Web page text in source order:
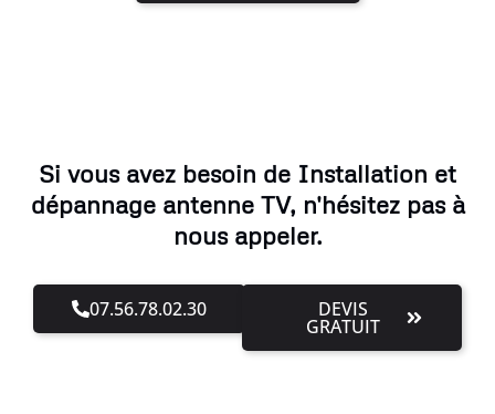
Si vous avez besoin de Installation et
dépannage antenne TV, n'hésitez pas à
nous appeler.
07.56.78.02.30 DEVIS
GRATUIT